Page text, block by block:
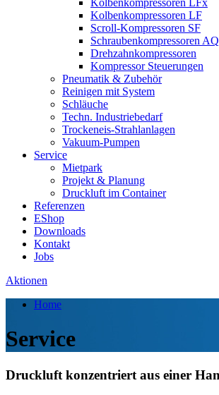
Kolbenkompressoren LF
Scroll-Kompressoren SF
Schraubenkompressoren AQ
Drehzahnkompressoren
Kompressor Steuerungen
Pneumatik & Zubehör
Reinigen mit System
Schläuche
Techn. Industriebedarf
Trockeneis-Strahlanlagen
Vakuum-Pumpen
Service
Mietpark
Projekt & Planung
Druckluft im Container
Referenzen
EShop
Downloads
Kontakt
Jobs
Aktionen
Home
Service
Druckluft konzentriert aus einer